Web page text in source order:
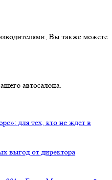
Вы также можете
автосалона.
для тех, кто не ждет в
выгод от директора